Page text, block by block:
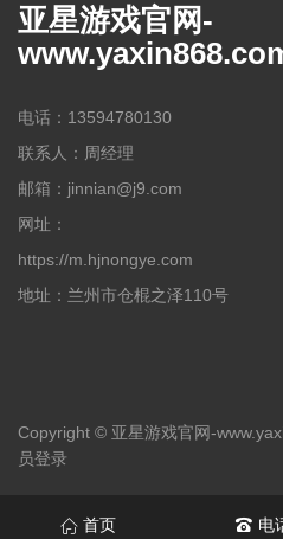
亚星游戏官网-
电话：13594780130
联系人：周经理
邮箱：jinnian@j9.com
网址：
https://m.hjnongye.com
地址：兰州市仓棍之泽110号
Copyright © 亚星游戏官网-
员登录
首页 电